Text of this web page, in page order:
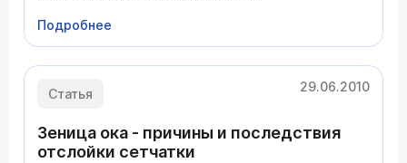
Подробнее
Статья 29.06.2010
Зеница ока - причины и последствия
отслойки сетчатки